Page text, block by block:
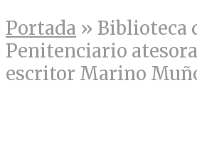
Portada » Biblioteca
Penitenciario
escritor Marino